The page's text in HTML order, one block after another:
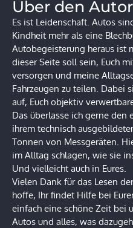
Über den Autor
Es ist Leidenschaft. Autos
Kindheit mehr als eine
Autobegeisterung heraus ist
dieser Seite soll sein, Euch
versorgen und meine
Fahrzeugen zu teilen. Dabei
auf, Euch objektiv
Das überlasse ich gerne
ihrem technisch
Tonnen von Messgeräten.
im Alltag schlagen, wie sie
Und vielleicht auch in Eures.
Vielen Dank für das Lesen
hoffe, Ihr findet Hilfe bei
einfach eine schöne Zeit bei
Autos und alles, was